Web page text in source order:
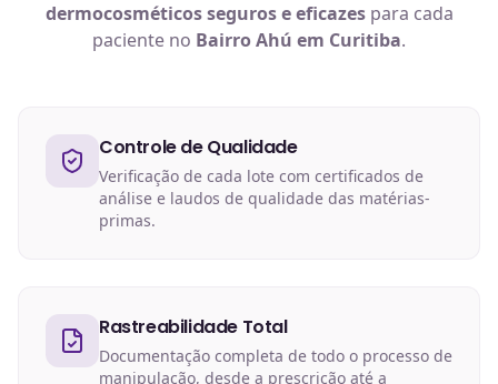
dermocosméticosseguros e eficazespara cada
paciente no Bairro Ahú em Curitiba.
Controle de Qualidade
Verificação de cada lote com certificados de
análise e laudos de qualidade das matérias-
primas.
Rastreabilidade Total
Documentação completa de todo o processo de
manipulação, desde a prescrição até a